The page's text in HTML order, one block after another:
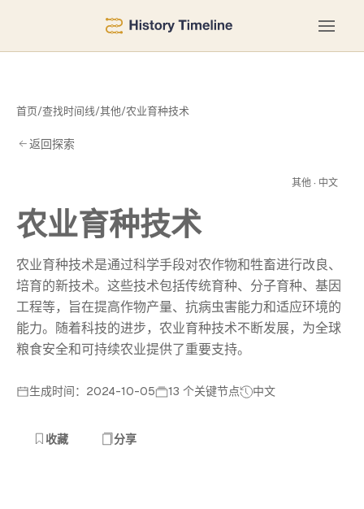
首页/查找时间线/其他/农业育种技术
返回探索
其他 · 中文
农业育种技术
农业育种技术是通过科学手段对农作物和牲畜进行改良、
培育的新技术。这些技术包括传统育种、分子育种、基因
工程等，旨在提高作物产量、抗病虫害能力和适应环境的
能力。随着科技的进步，农业育种技术不断发展，为全球
粮食安全和可持续农业提供了重要支持。
生成时间：2024-10-05 13 个关键节点 中文
收藏 分享